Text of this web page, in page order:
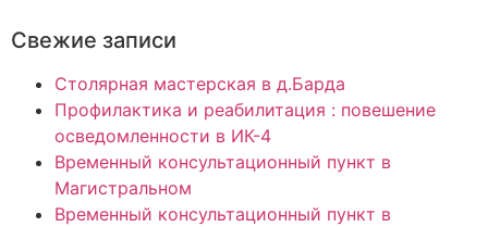
Свежие записи
Столярная мастерская в д.Барда
Профилактика и реабилитация : повешение
осведомленности в ИК-4
Временный консультационный пункт в
Магистральном
Временный консультационный пункт в